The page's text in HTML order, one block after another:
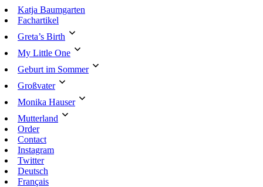
Skip
to
Katja Baumgarten
Fachartikel
Greta’s Birth
My Little One
Geburt im Sommer
Großvater
Monika Hauser
Mutterland
Order
Contact
Instagram
Twitter
Deutsch
Français